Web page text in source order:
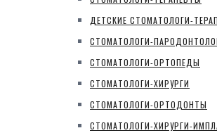
ДЕТСКИЕ СТОМАТОЛОГИ-
СТОМАТОЛОГИ-
СТОМАТОЛОГИ-ОРТОПЕДЫ
СТОМАТОЛОГИ-ХИРУРГИ
СТОМАТОЛОГИ-ОРТОДОНТЫ
СТОМАТОЛОГИ-ХИРУРГИ-